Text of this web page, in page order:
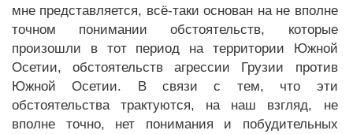
мне представляется, всё-таки основан на не вполне
точном понимании обстоятельств, которые
произошли в тот период на территории Южной
Осетии, обстоятельств агрессии Грузии против
Южной Осетии. В связи с тем, что эти
обстоятельства трактуются, на наш взгляд, не
вполне точно, нет понимания и побудительных